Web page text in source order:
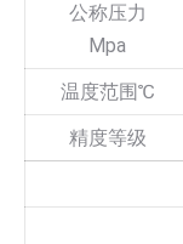
公称压力
Mpa
温度范围℃
精度等级